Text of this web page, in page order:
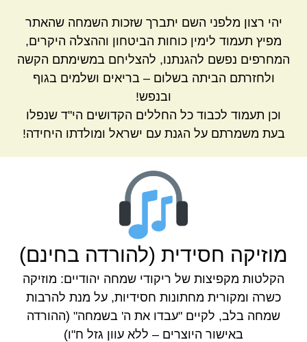
יהי רצון מלפני השם יתברך שזכות השמחה שהאתר
מפיץ תעמוד לימין כוחות הביטחון וההצלה היקרים,
המחרפים נפשם להגנתנו, להצליחם במשימתם הקשה
ולחזרתם הביתה בשלום – בריאים ושלמים בגוף
ובנפש!
וכן תעמוד לכבוד כל החללים הקדושים הי"ד שנפלו
בעת משמרתם על הגנת עם ישראל ומולדתו היחידה!
מוזיקה חסידית (להורדה בחינם)
הקלטות מקפיצות של ריקודי שמחה יהודיים: מוזיקה
כשרה ומקורית מחתונות חסידיות, על מנת להרבות
שמחה בלב, לקיים "עבדו את ה' בשמחה" (ההורדה
באישור היוצרים – ללא עוון גזל ח"ו)